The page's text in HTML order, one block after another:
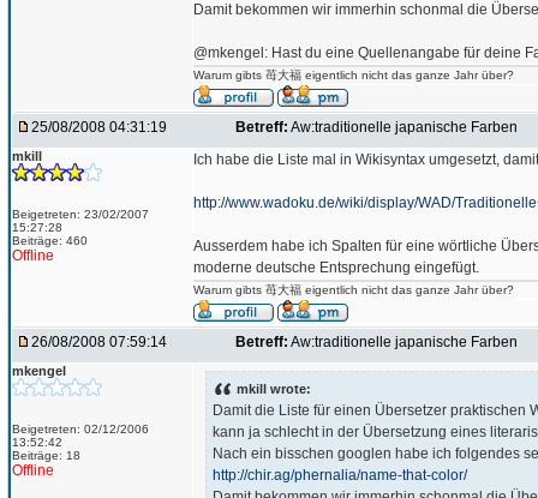
Damit bekommen wir immerhin schonmal die
@mkengel: Hast du eine Quellenangabe für deine
Warum gibts 苺大福 eigentlich nicht das ganze Jahr über?
25/08/2008 04:31:19 Betreff: Aw:traditionelle japanische Farben
mkill
Beigetreten: 23/02/2007
15:27:28
Beiträge: 460
Offline
Ich habe die Liste mal in Wikisyntax umgesetzt,
http://www.wadoku.de/wiki/display/WAD/
Ausserdem habe ich Spalten für eine wörtliche
moderne deutsche Entsprechung eingefügt.
Warum gibts 苺大福 eigentlich nicht das ganze Jahr über?
26/08/2008 07:59:14 Betreff: Aw:traditionelle japanische Farben
mkengel
Beigetreten: 02/12/2006
13:52:42
Beiträge: 18
Offline
mkill wrote:
Damit die Liste für einen Übersetzer praktischen
kann ja schlecht in der Übersetzung eines
Nach ein bisschen googlen habe ich folgendes
http://chir.ag/phernalia/name-that-color/